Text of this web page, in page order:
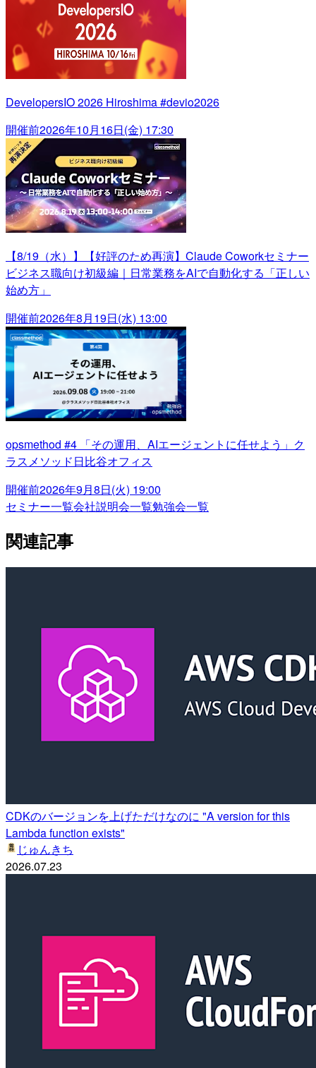
DevelopersIO 2026 Hiroshima #devio2026
開催前2026年10月16日(金) 17:30
【8/19（水）】【好評のため再演】Claude Coworkセミナー
ビジネス職向け初級編｜日常業務をAIで自動化する「正しい
始め方」
開催前2026年8月19日(水) 13:00
opsmethod #4 「その運用、AIエージェントに任せよう」ク
ラスメソッド日比谷オフィス
開催前2026年9月8日(火) 19:00
セミナー一覧会社説明会一覧勉強会一覧
関連記事
CDKのバージョンを上げただけなのに "A version for this
Lambda function exists"
じゅんきち
2026.07.23